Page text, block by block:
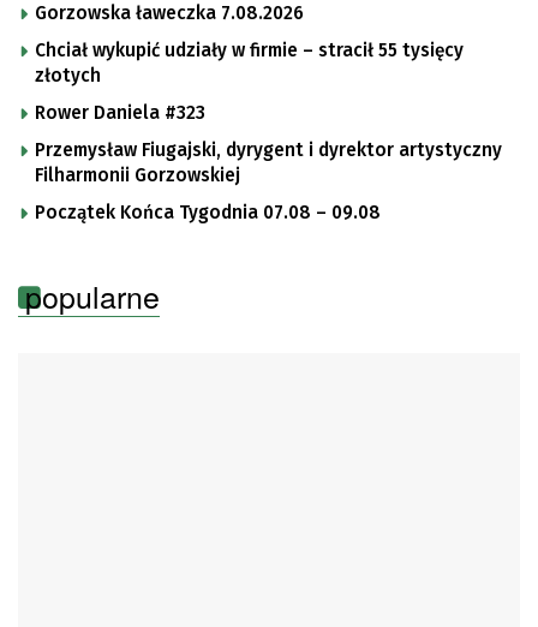
Gorzowska ławeczka 7.08.2026
Chciał wykupić udziały w firmie – stracił 55 tysięcy
złotych
Rower Daniela #323
Przemysław Fiugajski, dyrygent i dyrektor artystyczny
Filharmonii Gorzowskiej
Początek Końca Tygodnia 07.08 – 09.08
popularne